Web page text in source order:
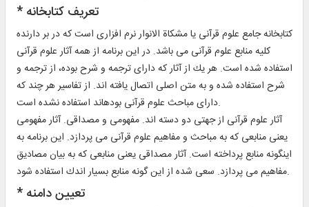
* تعريف كتابخانه‏
كتابخانه جامع علوم قرآنى يا مشكاة الانوار نرم افزارى است كه در بر دارنده
كليه منابع علوم قرآنى مى باشد. در اين برنامه از همه آثار علوم قرآنى
استفاده شده است. هر يك از آثار كه داراى ترجمه و شرح بوده، از ترجمه و
شرح استفاده شده و به متن اصلى اتصال يافته اند. از تفاسير هر چند كه
داراى مباحث علوم قرآنى بوده‏اند استفاده نشده است.
آثار علوم قرآنى از جهتى دو دسته اند. مفهومى و مصداقى. آثار مفهومى
يعنى منابعى كه به مباحث و مفاهيم علوم قرآنى مى پردازد. اين برنامه به
اينگونه منابع پرداخته است. آثار مصداقى يعنى منابعى كه به بيان مصاديق
مفاهيم مى پردازد. سعى شده از اين گونه منابع بسيار اندك استفاده شود.
* تعيين دامنه‏